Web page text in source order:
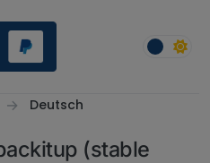
Deutsch
(stable